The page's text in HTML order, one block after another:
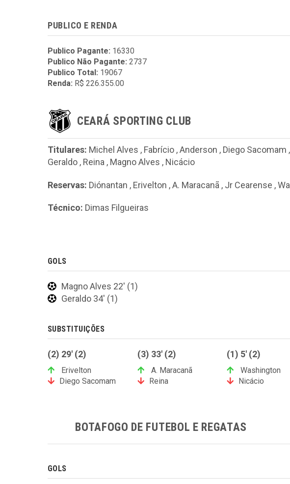
PUBLICO E RENDA
Publico Pagante: 16330
Publico Não Pagante: 2737
Publico Total: 19067
Renda: R$ 226.355.00
CEARÁ SPORTING CLUB
Titulares: Michel Alves , Fabrício ,Anderson , Diego Sacomam ,
Geraldo , Reina , Magno Alves , Nicácio
Reservas: Diónantan , Erivelton ,A. Maracanã , Jr Cearense ,
Técnico: Dimas Filgueiras
GOLS
Magno Alves 22' (1)
Geraldo 34' (1)
SUBSTITUIÇÕES
(2) 29' (2)
Erivelton
Diego Sacomam
(3) 33' (2)
A. Maracanã
Reina
(1) 5' (2)
Washington
Nicácio
BOTAFOGO DE FUTEBOL E REGATAS
GOLS